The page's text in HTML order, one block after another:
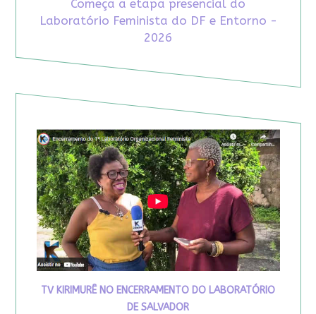
Começa a etapa presencial do
Laboratório Feminista do DF e Entorno -
2026
TV KIRIMURÊ NO ENCERRAMENTO DO LABORATÓRIO
DE SALVADOR